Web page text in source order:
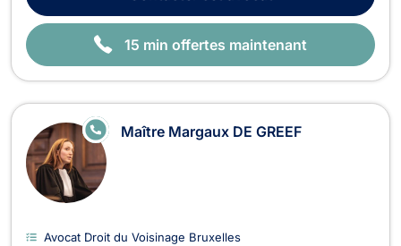
15 min offertes maintenant
Maître Margaux DE GREEF
E
N
G
N
E
Avocat Droit du Voisinage Bruxelles